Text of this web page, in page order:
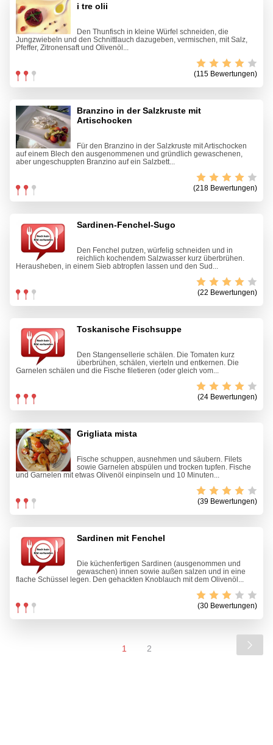
i tre olii
Den Thunfisch in kleine Würfel schneiden, die
Jungzwiebeln und den Schnittlauch dazugeben, vermischen, mit Salz,
Pfeffer, Zitronensaft und Olivenöl...
(115 Bewertungen)
Branzino in der Salzkruste mit
Artischocken
Für den Branzino in der Salzkruste mit Artischocken
auf einem Blech den ausgenommenen und gründlich gewaschenen,
aber ungeschuppten Branzino auf ein Salzbett...
(218 Bewertungen)
Sardinen-Fenchel-Sugo
Den Fenchel putzen, würfelig schneiden und in
reichlich kochendem Salzwasser kurz überbrühen.
Herausheben, in einem Sieb abtropfen lassen und den Sud...
(22 Bewertungen)
Toskanische Fischsuppe
Den Stangensellerie schälen. Die Tomaten kurz
überbrühen, schälen, vierteln und entkernen. Die
Garnelen schälen und die Fische filetieren (oder gleich vom...
(24 Bewertungen)
Grigliata mista
Fische schuppen, ausnehmen und säubern. Filets
sowie Garnelen abspülen und trocken tupfen. Fische
und Garnelen mit etwas Olivenöl einpinseln und 10 Minuten...
(39 Bewertungen)
Sardinen mit Fenchel
Die küchenfertigen Sardinen (ausgenommen und
gewaschen) innen sowie außen salzen und in eine
flache Schüssel legen. Den gehackten Knoblauch mit dem Olivenöl...
(30 Bewertungen)
1 2